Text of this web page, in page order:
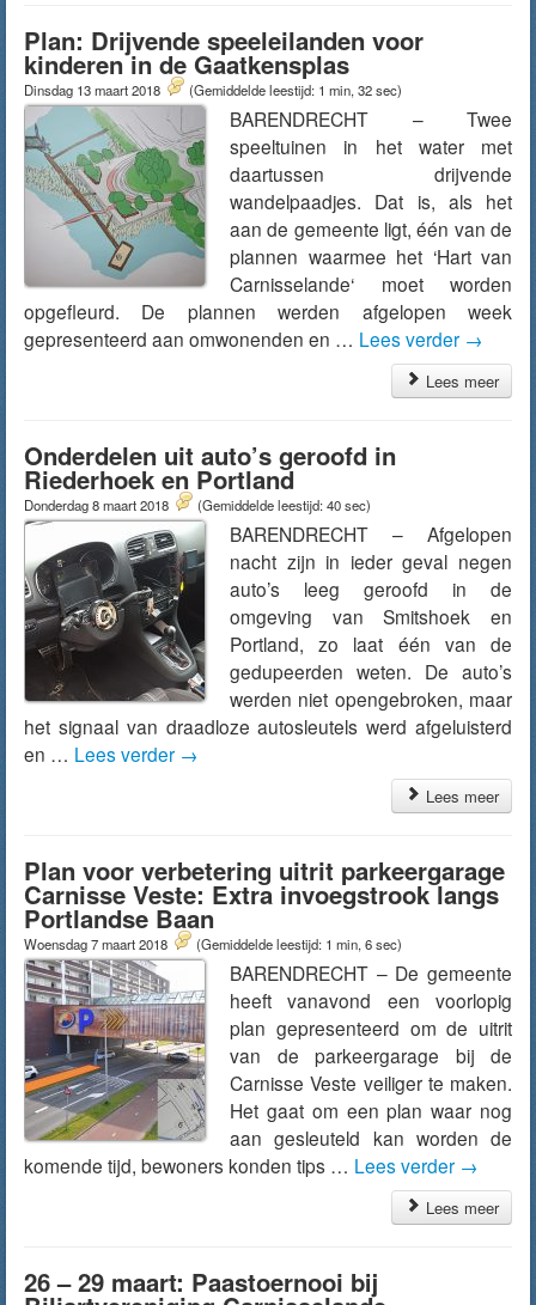
Plan: Drijvende speeleilanden voor
kinderen in de Gaatkensplas
Dinsdag 13 maart 2018 (Gemiddelde leestijd: 1 min, 32 sec)
BARENDRECHT – Twee
speeltuinen in het water met
daartussen drijvende
wandelpaadjes. Dat is, als het
aan de gemeente ligt, één van de
plannen waarmee het ‘Hart van
Carnisselande‘ moet worden
opgefleurd. De plannen werden afgelopen week
gepresenteerd aan omwonenden en … Lees verder →
Lees meer
Onderdelen uit auto’s geroofd in
Riederhoek en Portland
Donderdag 8 maart 2018 (Gemiddelde leestijd: 40 sec)
BARENDRECHT – Afgelopen
nacht zijn in ieder geval negen
auto’s leeg geroofd in de
omgeving van Smitshoek en
Portland, zo laat één van de
gedupeerden weten. De auto’s
werden niet opengebroken, maar
het signaal van draadloze autosleutels werd afgeluisterd
en … Lees verder →
Lees meer
Plan voor verbetering uitrit parkeergarage
Carnisse Veste: Extra invoegstrook langs
Portlandse Baan
Woensdag 7 maart 2018 (Gemiddelde leestijd: 1 min, 6 sec)
BARENDRECHT – De gemeente
heeft vanavond een voorlopig
plan gepresenteerd om de uitrit
van de parkeergarage bij de
Carnisse Veste veiliger te maken.
Het gaat om een plan waar nog
aan gesleuteld kan worden de
komende tijd, bewoners konden tips … Lees verder →
Lees meer
26 – 29 maart: Paastoernooi bij